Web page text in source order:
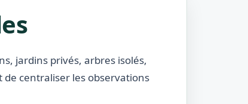
jardins privés, arbres isolés,
centraliser les observations